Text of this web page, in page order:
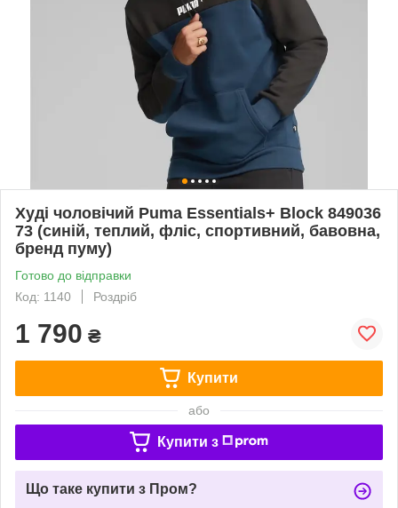
Худі чоловічий Puma Essentials+ Block 849036
73 (синій, теплий, фліс, спортивний, бавовна,
бренд пуму)
Готово до відправки
Код: 1140
Роздріб
1 790 ₴
Купити
або
Купити з
Що таке купити з Пром?